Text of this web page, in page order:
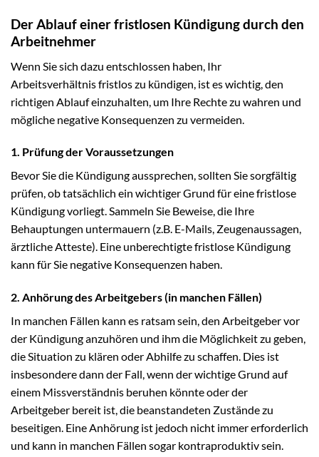
Der Ablauf einer fristlosen Kündigung durch den
Arbeitnehmer
Wenn Sie sich dazu entschlossen haben, Ihr
Arbeitsverhältnis fristlos zu kündigen, ist es wichtig, den
richtigen Ablauf einzuhalten, um Ihre Rechte zu wahren und
mögliche negative Konsequenzen zu vermeiden.
1. Prüfung der Voraussetzungen
Bevor Sie die Kündigung aussprechen, sollten Sie sorgfältig
prüfen, ob tatsächlich ein wichtiger Grund für eine fristlose
Kündigung vorliegt. Sammeln Sie Beweise, die Ihre
Behauptungen untermauern (z.B. E-Mails, Zeugenaussagen,
ärztliche Atteste). Eine unberechtigte fristlose Kündigung
kann für Sie negative Konsequenzen haben.
2. Anhörung des Arbeitgebers (in manchen Fällen)
In manchen Fällen kann es ratsam sein, den Arbeitgeber vor
der Kündigung anzuhören und ihm die Möglichkeit zu geben,
die Situation zu klären oder Abhilfe zu schaffen. Dies ist
insbesondere dann der Fall, wenn der wichtige Grund auf
einem Missverständnis beruhen könnte oder der
Arbeitgeber bereit ist, die beanstandeten Zustände zu
beseitigen. Eine Anhörung ist jedoch nicht immer erforderlich
und kann in manchen Fällen sogar kontraproduktiv sein.